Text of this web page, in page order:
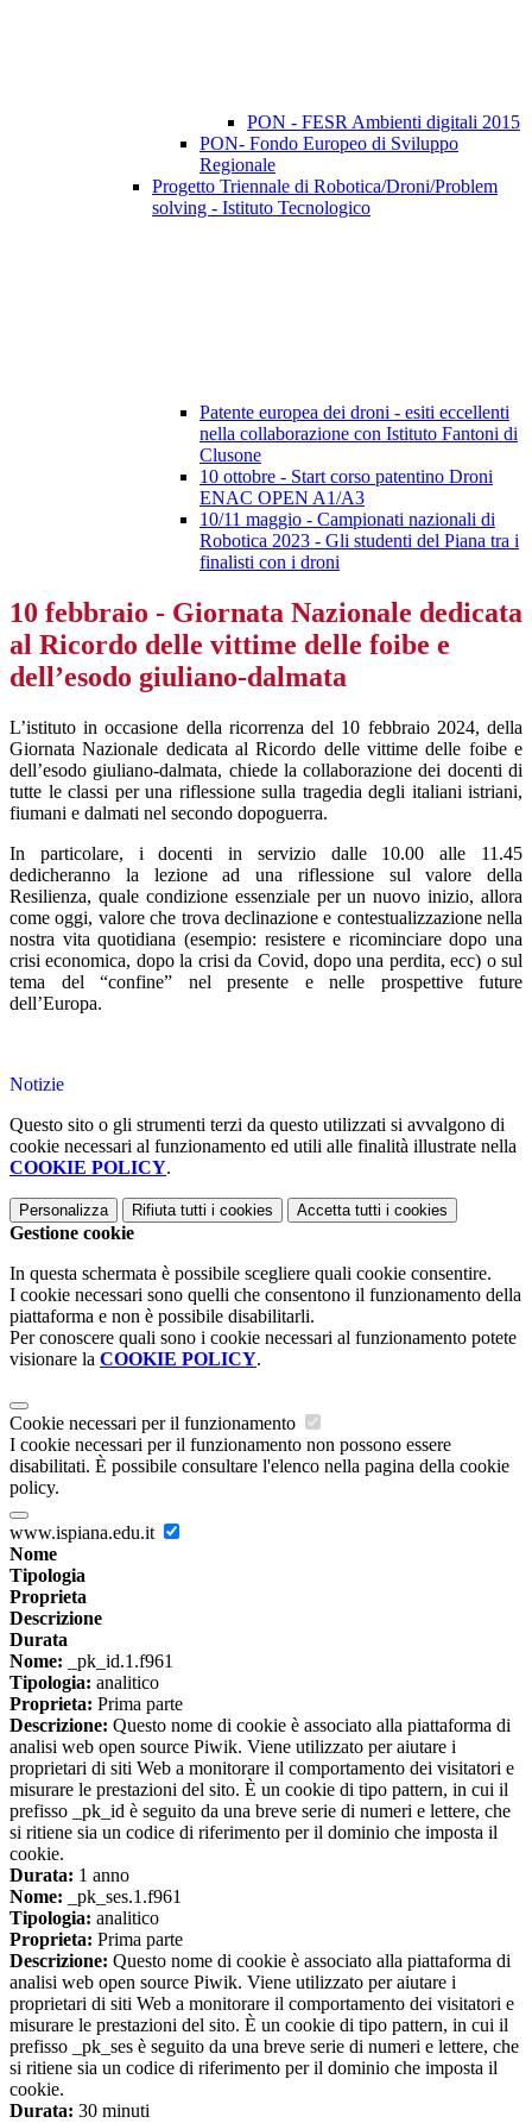
PON - FESR Ambienti digitali 2015
PON- Fondo Europeo di Sviluppo
Regionale
Progetto Triennale di Robotica/Droni/Problem
solving - Istituto Tecnologico
Patente europea dei droni - esiti eccellenti
nella collaborazione con Istituto Fantoni di
Clusone
10 ottobre - Start corso patentino Droni
ENAC OPEN A1/A3
10/11 maggio - Campionati nazionali di
Robotica 2023 - Gli studenti del Piana tra i
finalisti con i droni
10 febbraio - Giornata Nazionale dedicata
al Ricordo delle vittime delle foibe e
dell’esodo giuliano-dalmata
L’istituto in occasione della ricorrenza del 10 febbraio 2024, della
Giornata Nazionale dedicata al Ricordo delle vittime delle foibe e
dell’esodo giuliano-dalmata, chiede la collaborazione dei docenti di
tutte le classi per una riflessione sulla tragedia degli italiani istriani,
fiumani e dalmati nel secondo dopoguerra.
In particolare, i docenti in servizio dalle 10.00 alle 11.45
dedicheranno la lezione ad una riflessione sul valore della
Resilienza, quale condizione essenziale per un nuovo inizio, allora
come oggi, valore che trova declinazione e contestualizzazione nella
nostra vita quotidiana (esempio: resistere e ricominciare dopo una
crisi economica, dopo la crisi da Covid, dopo una perdita, ecc) o sul
tema del “confine” nel presente e nelle prospettive future
dell’Europa.
Notizie
Questo sito o gli strumenti terzi da questo utilizzati si avvalgono di
cookie necessari al funzionamento ed utili alle finalità illustrate nella
COOKIE POLICY.
Personalizza Rifiuta tutti i cookies Accetta tutti i cookies
Gestione cookie
In questa schermata è possibile scegliere quali cookie consentire.
I cookie necessari sono quelli che consentono il funzionamento della
piattaforma e non è possibile disabilitarli.
Per conoscere quali sono i cookie necessari al funzionamento potete
visionare la COOKIE POLICY.
Cookie necessari per il funzionamento
I cookie necessari per il funzionamento non possono essere
disabilitati. È possibile consultare l'elenco nella pagina della cookie
policy.
www.ispiana.edu.it
Nome
Tipologia
Proprieta
Descrizione
Durata
Nome: _pk_id.1.f961
Tipologia: analitico
Proprieta: Prima parte
Descrizione: Questo nome di cookie è associato alla piattaforma di
analisi web open source Piwik. Viene utilizzato per aiutare i
proprietari di siti Web a monitorare il comportamento dei visitatori e
misurare le prestazioni del sito. È un cookie di tipo pattern, in cui il
prefisso _pk_id è seguito da una breve serie di numeri e lettere, che
si ritiene sia un codice di riferimento per il dominio che imposta il
cookie.
Durata: 1 anno
Nome: _pk_ses.1.f961
Tipologia: analitico
Proprieta: Prima parte
Descrizione: Questo nome di cookie è associato alla piattaforma di
analisi web open source Piwik. Viene utilizzato per aiutare i
proprietari di siti Web a monitorare il comportamento dei visitatori e
misurare le prestazioni del sito. È un cookie di tipo pattern, in cui il
prefisso _pk_ses è seguito da una breve serie di numeri e lettere, che
si ritiene sia un codice di riferimento per il dominio che imposta il
cookie.
Durata: 30 minuti